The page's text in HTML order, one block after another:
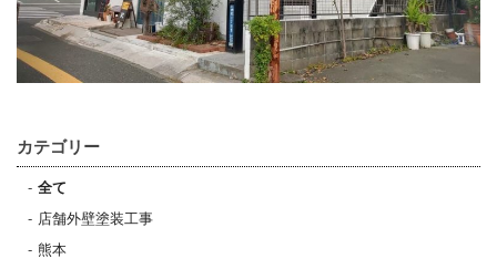
カテゴリー
全て
店舗外壁塗装工事
熊本